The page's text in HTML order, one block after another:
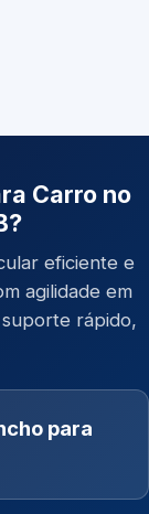
Carro no
eficiente e
agilidade em
rápido,
para